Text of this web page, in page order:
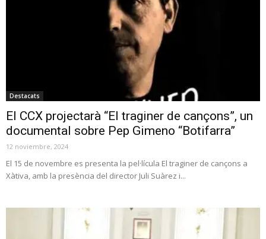
Destacats
El CCX projectarà “El traginer de cançons”, un
documental sobre Pep Gimeno “Botifarra”
12 noviembre, 2024
El 15 de novembre es presenta la pel·lícula El traginer de cançons a
Xàtiva, amb la presència del director Juli Suàrez i...